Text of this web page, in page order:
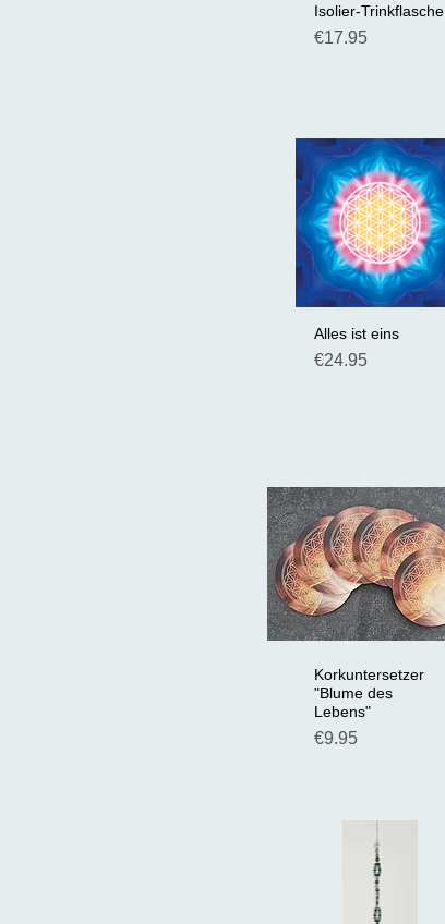
Schnellansicht
Isolier-Trinkflasche
Preis
€17.95
Schnellansicht
Alles ist eins
Preis
€24.95
Schnellansicht
Korkuntersetzer
"Blume des
Lebens"
Preis
€9.95